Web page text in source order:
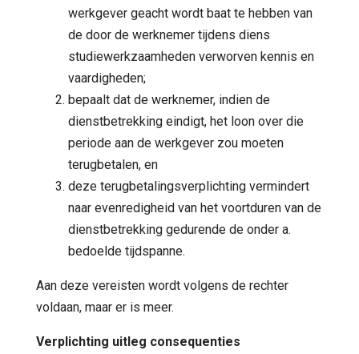
werkgever geacht wordt baat te hebben van
de door de werknemer tijdens diens
studiewerkzaamheden verworven kennis en
vaardigheden;
bepaalt dat de werknemer, indien de
dienstbetrekking eindigt, het loon over die
periode aan de werkgever zou moeten
terugbetalen, en
deze terugbetalingsverplichting vermindert
naar evenredigheid van het voortduren van de
dienstbetrekking gedurende de onder a.
bedoelde tijdspanne.
Aan deze vereisten wordt volgens de rechter
voldaan, maar er is meer.
Verplichting uitleg consequenties